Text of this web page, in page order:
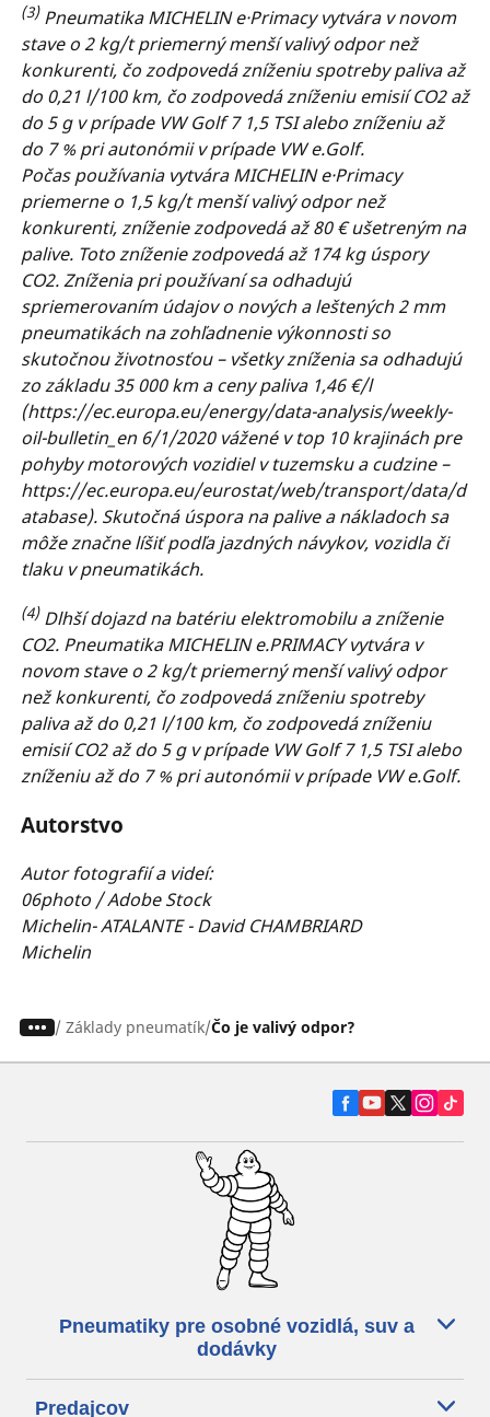
(3)Pneumatika MICHELIN e·Primacy vytvára v novom
stave o 2 kg/t priemerný menší valivý odpor než
konkurenti, čo zodpovedá zníženiu spotreby paliva až
do 0,21 l/100 km, čo zodpovedá zníženiu emisií CO2 až
do 5 g v prípade VW Golf 7 1,5 TSI alebo zníženiu až
do 7 % pri autonómii v prípade VW e.Golf.
Počas používania vytvára MICHELIN e·Primacy
priemerne o 1,5 kg/t menší valivý odpor než
konkurenti, zníženie zodpovedá až 80 € ušetreným na
palive. Toto zníženie zodpovedá až 174 kg úspory
CO2. Zníženia pri používaní sa odhadujú
spriemerovaním údajov o nových a leštených 2 mm
pneumatikách na zohľadnenie výkonnosti so
skutočnou životnosťou – všetky zníženia sa odhadujú
zo základu 35 000 km a ceny paliva 1,46 €/l
(https://ec.europa.eu/energy/data-analysis/weekly-
oil-bulletin_en 6/1/2020 vážené v top 10 krajinách pre
pohyby motorových vozidiel v tuzemsku a cudzine –
https://ec.europa.eu/eurostat/web/transport/data/d
atabase). Skutočná úspora na palive a nákladoch sa
môže značne líšiť podľa jazdných návykov, vozidla či
tlaku v pneumatikách.
(4)Dlhší dojazd na batériu elektromobilu a zníženie
CO2. Pneumatika MICHELIN e.PRIMACY vytvára v
novom stave o 2 kg/t priemerný menší valivý odpor
než konkurenti, čo zodpovedá zníženiu spotreby
paliva až do 0,21 l/100 km, čo zodpovedá zníženiu
emisií CO2 až do 5 g v prípade VW Golf 7 1,5 TSI alebo
zníženiu až do 7 % pri autonómii v prípade VW e.Golf.
Autorstvo
Autor fotografií a videí:
06photo / Adobe Stock
Michelin- ATALANTE - David CHAMBRIARD
Michelin
/ Základy pneumatík Čo je valivý odpor?
Pneumatiky pre osobné vozidlá, suv a
dodávky
Predajcov